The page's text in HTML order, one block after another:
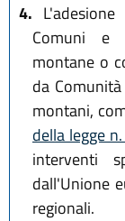
4.
Comuni e
montane o
da
montani,
della legge
interventi
dall'Unione
regionali.